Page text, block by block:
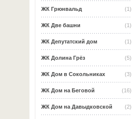
(1)
ЖК Грюнвальд
(1)
ЖК Две башни
(1)
ЖК Депутатский дом
(5)
ЖК Долина Грёз
(3)
ЖК Дом в Сокольниках
(16)
ЖК Дом на Беговой
(2)
ЖК Дом на Давыдковской